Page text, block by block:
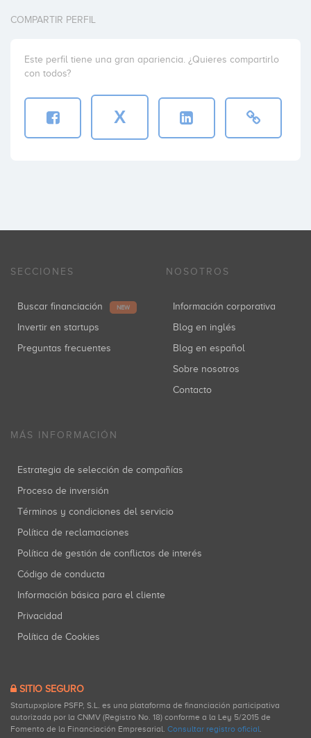
COMPARTIR PERFIL
Este perfil tiene una gran apariencia. ¿Quieres compartirlo
con todos?
X
SECCIONES
Buscar financiación NEW
Invertir en startups
Preguntas frecuentes
NOSOTROS
Información corporativa
Blog en inglés
Blog en español
Sobre nosotros
Contacto
MÁS INFORMACIÓN
Estrategia de selección de compañías
Proceso de inversión
Términos y condiciones del servicio
Política de reclamaciones
Política de gestión de conflictos de interés
Código de conducta
Información básica para el cliente
Privacidad
Política de Cookies
SITIO SEGURO
Startupxplore PSFP, S.L. es una plataforma de financiación participativa
autorizada por la CNMV (Registro No. 18) conforme a la Ley 5/2015 de
Fomento de la Financiación Empresarial. Consultar registro oficial.